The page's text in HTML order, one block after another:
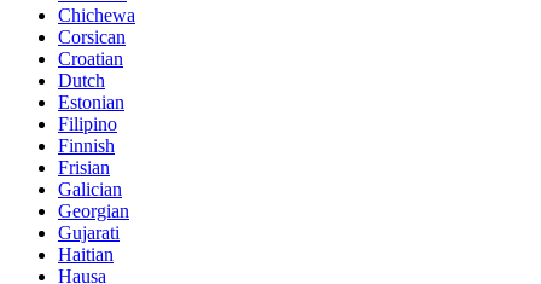
Chichewa
Corsican
Croatian
Dutch
Estonian
Filipino
Finnish
Frisian
Galician
Georgian
Gujarati
Haitian
Hausa